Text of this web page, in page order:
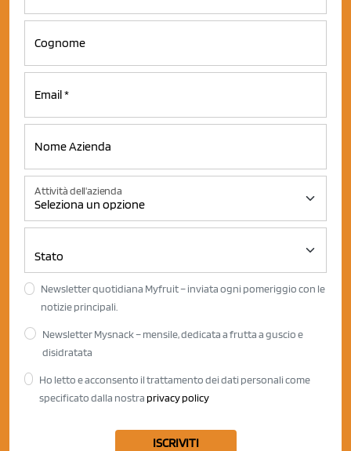
Attività dell'azienda
Newsletter quotidiana Myfruit – inviata ogni pomeriggio con le
notizie principali.
Newsletter Mysnack – mensile, dedicata a frutta a guscio e
disidratata
Ho letto e acconsento il trattamento dei dati personali come
specificato dalla nostra privacy policy
ISCRIVITI